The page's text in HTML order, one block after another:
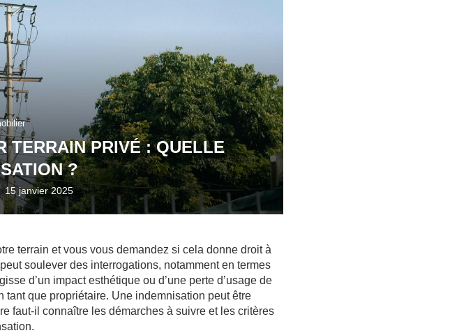
TERRAIN PRIVÉ : QUELLE
?
15 janvier 2025
terrain et vous vous demandez si cela donne droit à
soulever des interrogations, notamment en termes
d’un impact esthétique ou d’une perte d’usage de
tant que propriétaire. Une indemnisation peut être
faut-il connaître les démarches à suivre et les critères